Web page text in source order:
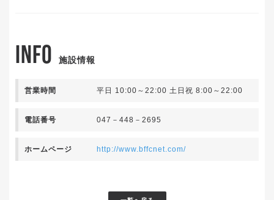
INFO 施設情報
営業時間 平日 10:00～22:00 土日祝 8:00～22:00
電話番号 047－448－2695
ホームページ http://www.bffcnet.com/